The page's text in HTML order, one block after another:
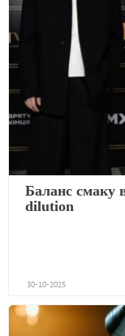
Баланс смаку
dilution
30-10-2025